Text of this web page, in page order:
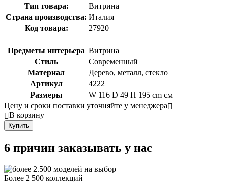
Тип товара:
Витрина
Страна производства: Италия
Код товара:
27920
Предметы интерьера Витрина
Стиль
Современный
Материал
Дерево, металл, стекло
Артикул
4222
Размеры
W 116 D 49 H 195 cm см
Цену и сроки поставки уточняйте у менеджера
В корзину
Купить
6 причин заказывать у нас
Более 2 500 коллекций